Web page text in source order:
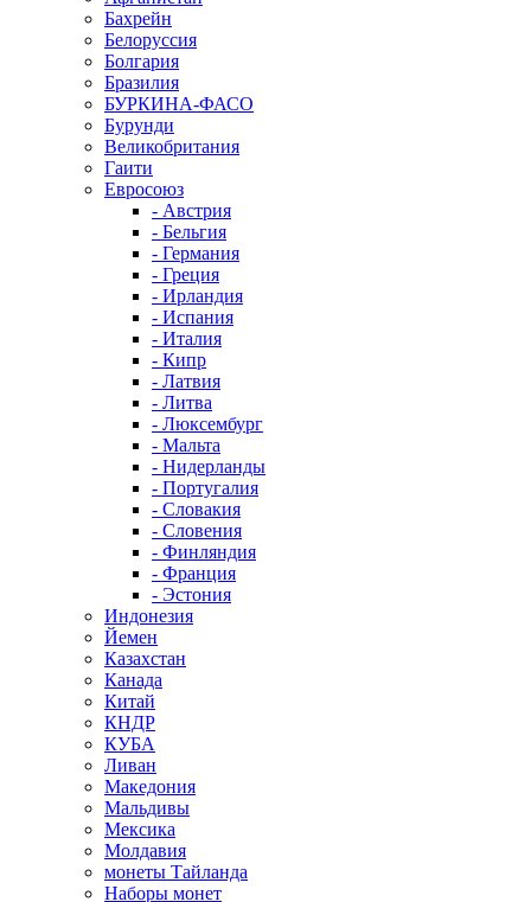
Бахрейн
Белоруссия
Болгария
Бразилия
БУРКИНА-ФАСО
Бурунди
Великобритания
Гаити
Евросоюз
- Австрия
- Бельгия
- Германия
- Греция
- Ирландия
- Испания
- Италия
- Кипр
- Латвия
- Литва
- Люксембург
- Мальта
- Нидерланды
- Португалия
- Словакия
- Словения
- Финляндия
- Франция
- Эстония
Индонезия
Йемен
Казахстан
Канада
Китай
КНДР
КУБА
Ливан
Македония
Мальдивы
Мексика
Молдавия
монеты Тайланда
Наборы монет